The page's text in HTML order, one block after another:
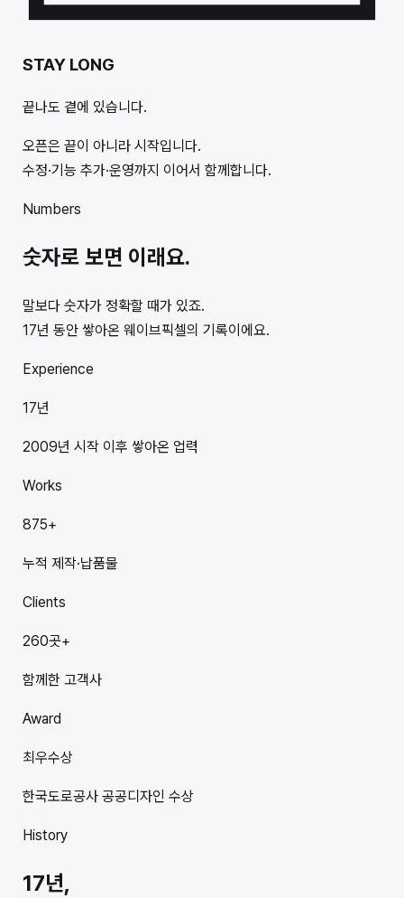
STAY LONG
끝나도 곁에 있습니다.
오픈은 끝이 아니라 시작입니다.
수정·기능 추가·운영까지 이어서 함께합니다.
Numbers
숫자로 보면 이래요.
말보다 숫자가 정확할 때가 있죠.
17년 동안 쌓아온 웨이브픽셀의 기록이에요.
Experience
17년
2009년 시작 이후 쌓아온 업력
Works
875+
누적 제작·납품물
Clients
260곳+
함께한 고객사
Award
최우수상
한국도로공사 공공디자인 수상
History
17년,